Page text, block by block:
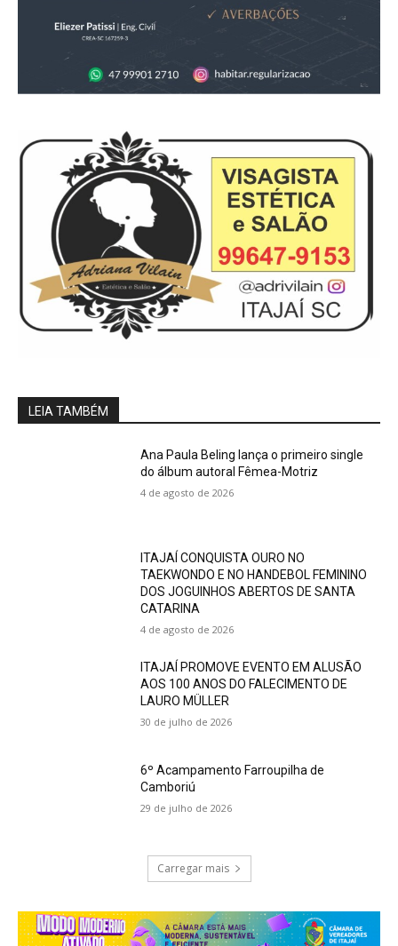
LEIA TAMBÉM
Ana Paula Beling lança o primeiro single
do álbum autoral Fêmea-Motriz
4 de agosto de 2026
ITAJAÍ CONQUISTA OURO NO
TAEKWONDO E NO HANDEBOL FEMININO
DOS JOGUINHOS ABERTOS DE SANTA
CATARINA
4 de agosto de 2026
ITAJAÍ PROMOVE EVENTO EM ALUSÃO
AOS 100 ANOS DO FALECIMENTO DE
LAURO MÜLLER
30 de julho de 2026
6º Acampamento Farroupilha de
Camboriú
29 de julho de 2026
Carregar mais